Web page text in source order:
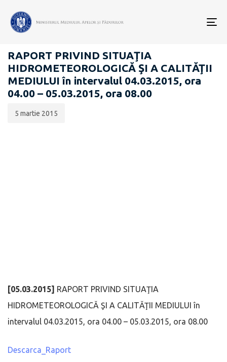
RAPOARTE ZILNICE STAREA MEDIULUI
RAPORT PRIVIND SITUAŢIA
HIDROMETEOROLOGICĂ ŞI A CALITĂŢII
MEDIULUI în intervalul 04.03.2015, ora
04.00 – 05.03.2015, ora 08.00
publicării:
5 martie 2015
[05.03.2015] RAPORT PRIVIND SITUAŢIA
HIDROMETEOROLOGICĂ ŞI A CALITĂŢII MEDIULUI în
intervalul 04.03.2015, ora 04.00 – 05.03.2015, ora 08.00
Descarca_Raport